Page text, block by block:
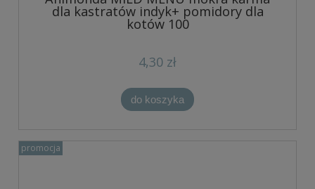
dla kastratów indyk+ pomidory dla
kotów 100
4,30 zł
do koszyka
promocja